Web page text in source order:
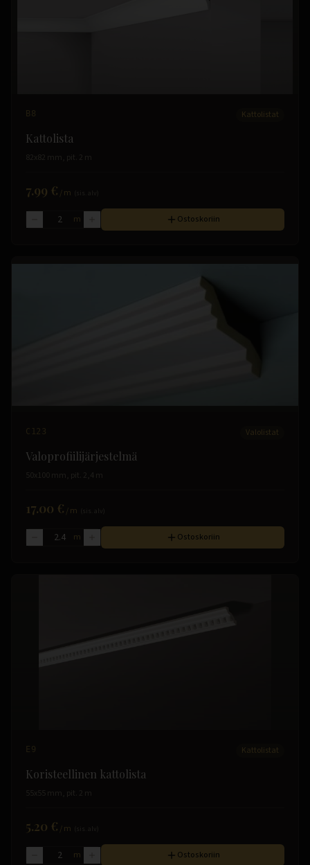
B8 Kattolistat
Kattolista
82x82 mm, pit. 2 m
7.99 € /m
m Ostoskoriin
C123 Valolistat
Valoprofiilijärjestelmä
50x100 mm, pit. 2,4 m
17.00 € /m
m Ostoskoriin
E9 Kattolistat
Koristeellinen kattolista
55x55 mm, pit. 2 m
5.20 € /m
m Ostoskoriin